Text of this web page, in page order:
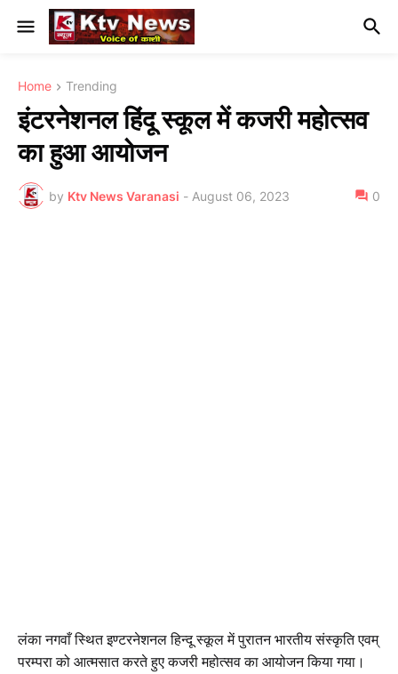
Home Trending
इंटरनेशनल हिंदू स्कूल में कजरी महोत्सव
का हुआ आयोजन
by Ktv News Varanasi - August 06, 2023 0
लंका नगवाँ स्थित इण्टरनेशनल हिन्दू स्कूल में पुरातन भारतीय संस्कृति एवम्
परम्परा को आत्मसात करते हुए कजरी महोत्सव का आयोजन किया गया।